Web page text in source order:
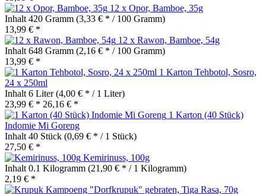
12 x Opor, Bamboe, 35g
Inhalt 420 Gramm (3,33 € * / 100 Gramm)
13,99 € *
12 x Rawon, Bamboe, 54g
Inhalt 648 Gramm (2,16 € * / 100 Gramm)
13,99 € *
1 Karton Tehbotol, Sosro,
24 x 250ml
Inhalt 6 Liter(4,00 € * / 1 Liter)
23,99 € * 26,16 € *
1 Karton (40 Stück)
Indomie Mi Goreng
Inhalt 40 Stück (0,69 € * / 1 Stück)
27,50 € *
Kemirinuss, 100g
Inhalt 0.1 Kilogramm (21,90 € * / 1 Kilogramm)
2,19 € *